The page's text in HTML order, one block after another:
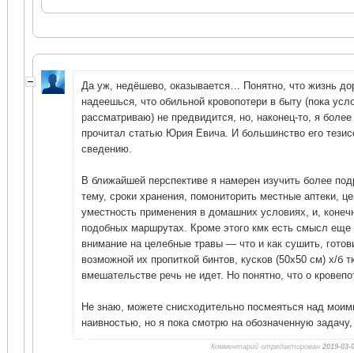
Да уж, недёшево, оказывается… Понятно, что жизнь
надеешься, что обильной кровопотери в быту (пока
рассматриваю) не предвидится, но, наконец-то, я
прочитал статью Юрия Евича. И большинство его
сведению.
В ближайшей перспективе я намерен изучить более
тему, сроки хранения, помониторить местные аптеки,
уместность применения в домашних условиях, и,
подобных маршрутах. Кроме этого кмк есть смысл еще
внимание на целебные травы — что и как сушить,
возможной их пропиткой бинтов, кусков (50х50 см) х/б
вмешательстве речь не идет. Но понятно, что о
Не знаю, можете снисходительно посмеяться над
наивностью, но я пока смотрю на обозначенную задачу,
Комментарий отредактирован2019-03-